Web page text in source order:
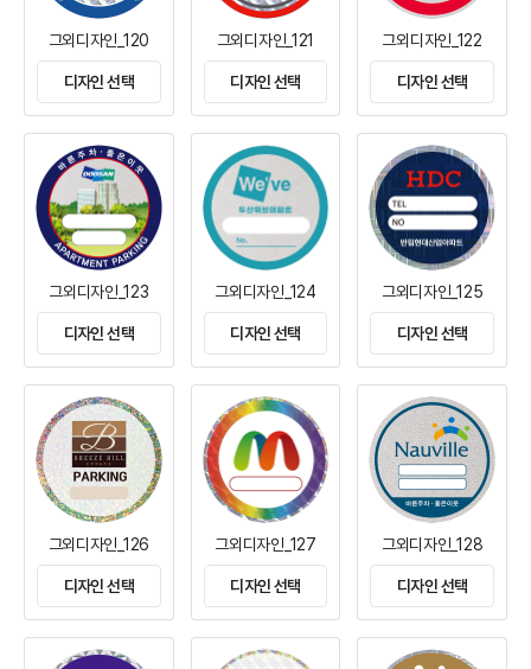
그외디자인_120
디자인 선택
그외디자인_121
디자인 선택
그외디자인_122
디자인 선택
그외디자인_123
디자인 선택
그외디자인_124
디자인 선택
그외디자인_125
디자인 선택
그외디자인_126
디자인 선택
그외디자인_127
디자인 선택
그외디자인_128
디자인 선택